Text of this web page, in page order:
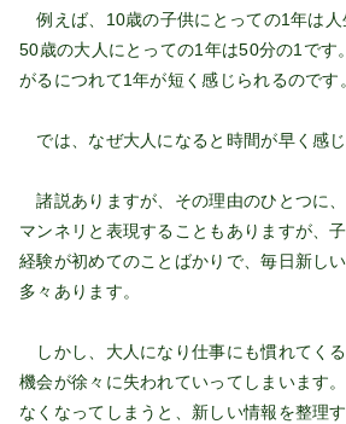
例えば、10歳の子供にとっての1年は人
50歳の大人にとっての1年は50分の1です
がるにつれて1年が短く感じられるのです
では、なぜ大人になると時間が早く感じ
諸説ありますが、その理由のひとつに、
マンネリと表現することもありますが、
経験が初めてのことばかりで、毎日新し
多々あります。
しかし、大人になり仕事にも慣れてく
機会が徐々に失われていってしまいます
なくなってしまうと、新しい情報を整理